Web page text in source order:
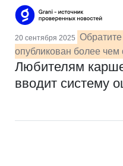
20 сентября 2025
опубликован более чем
Любителям
вводит систему